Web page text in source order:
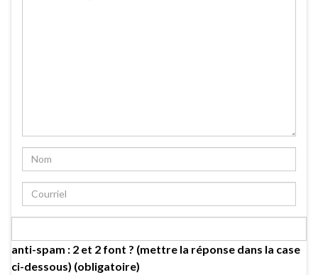
anti-spam : 2 et 2 font ? (mettre la réponse dans la case
ci-dessous) (obligatoire)